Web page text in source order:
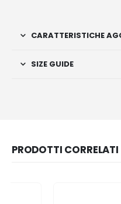
CARATTERISTICHE
SIZE GUIDE
PRODOTTI CORRELATI